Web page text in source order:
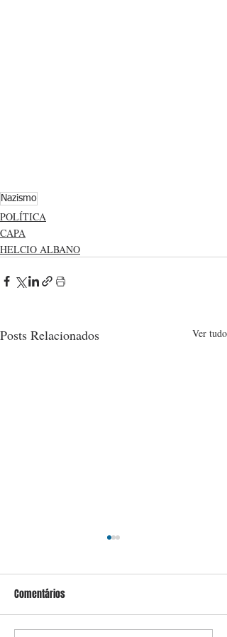
Nazismo
POLÍTICA
CAPA
HELCIO ALBANO
Posts Relacionados Ver tudo
Comentários